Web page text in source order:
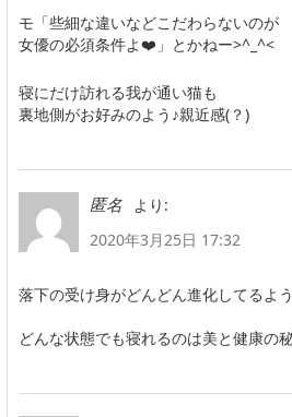
モ「些細な違いなどこだわらないのが
女優の必須条件よ❤️」とかねー>^_^<
寝にだけ訪れる我が通い猫も
裏地側がお好みのよう♪親近感(？)
匿名
より:
2020年3月25日 17:32
落下の受け身がどんどん進化してるよ
どんな状態でも寝れるのは美と健康の